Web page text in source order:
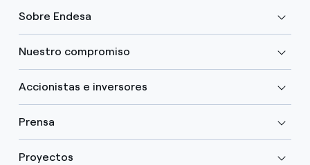
Sobre Endesa
Nuestro compromiso
Accionistas e inversores
Prensa
Proyectos